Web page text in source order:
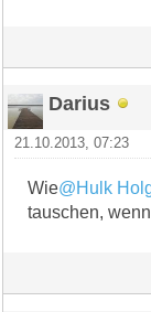
Darius
21.10.2013, 07:23
Wie@Hulk
tauschen,